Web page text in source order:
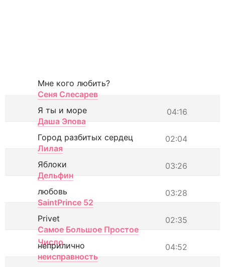
Мне кого любить?
Сеня Слесарев
04:16
Я ты и море
Даша Эпова
02:04
Город разбитых сердец
Лилая
03:26
Яблоки
Дельфин
03:28
любовь
SaintPrince 52
02:35
Privet
Самое Большое Простое
Число
04:52
неприлично
неисправность